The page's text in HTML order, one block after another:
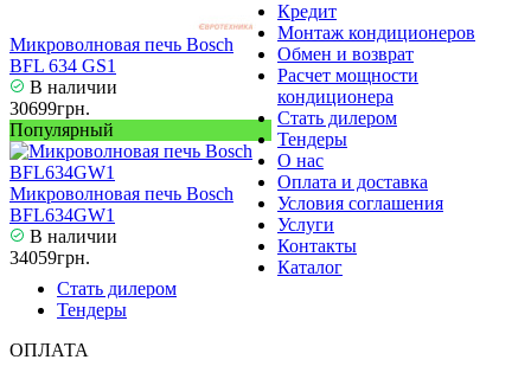
Микроволновая печь Bosch
BFL 634 GS1
В наличии
30699грн.
Популярный
Микроволновая печь Bosch
BFL634GW1
В наличии
34059грн.
Кредит
Монтаж кондиционеров
Обмен и возврат
Расчет мощности
кондиционера
Стать дилером
Тендеры
О нас
Оплата и доставка
Условия соглашения
Услуги
Контакты
Каталог
Стать дилером
Тендеры
ОПЛАТА